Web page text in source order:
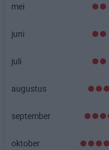
mei
juni
juli
augustus
september
oktober